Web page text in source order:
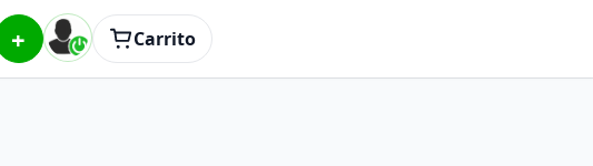
+ Carrito